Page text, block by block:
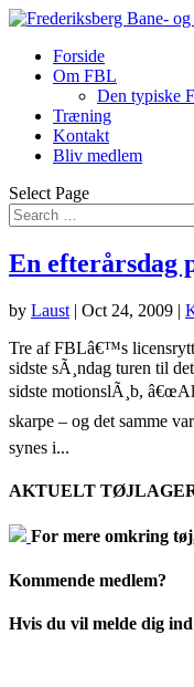
Forside
Om FBL
Den typiske
Træning
Kontakt
Bliv medlem
Select Page
En efterårsdag
by Laust | Oct 24, 2009 |
Tre af FBLâ€™s
sidste sÃ¸ndag turen til
sidste motionslÃ¸b,
skarpe – og det samme
synes i...
AKTUELT
For mere omkring
Kommende medlem?
Hvis du vil melde dig